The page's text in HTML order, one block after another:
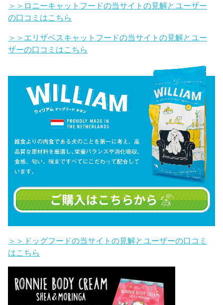
＞＞ロニーキャットフードの当サイトの見解とユーザー
の口コミはこちら
＞＞エリザベスキャットフードの当サイトの見解とユー
ザーの口コミはこちら
＞＞ドッグフードの当サイトの見解とユーザーの口コミ
はこちら